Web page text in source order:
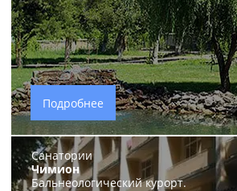
Подробнее
Санатории
Чимион
Бальнеологический курорт.